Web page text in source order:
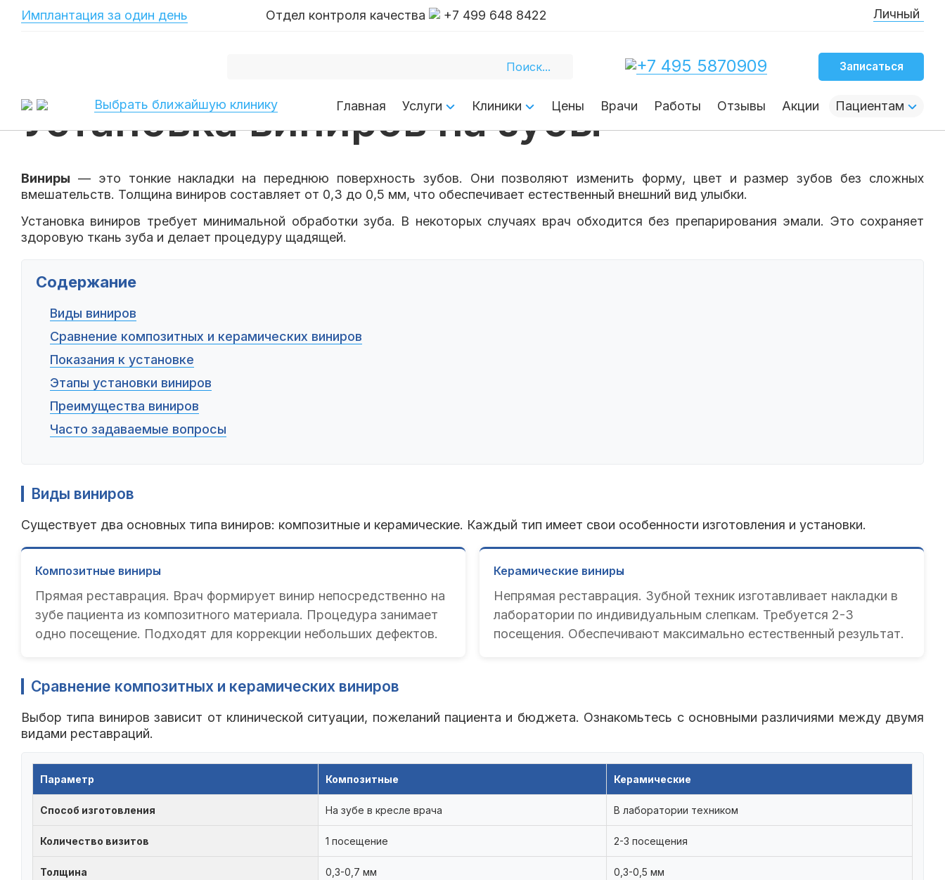
Имплантация за один день Отдел контроля качества +7 499 648 8422 Личный канал
+7 495 5870909 Записаться
Выбрать ближайшую клинику Главная Услуги Клиники Цены Врачи Работы Отзывы Акции Пациентам
Установка виниров на зубы
Виниры — это тонкие накладки на переднюю поверхность зубов. Они позволяют изменить форму, цвет и размер зубов без сложных
вмешательств. Толщина виниров составляет от 0,3 до 0,5 мм, что обеспечивает естественный внешний вид улыбки.
Установка виниров требует минимальной обработки зуба. В некоторых случаях врач обходится без препарирования эмали. Это сохраняет
здоровую ткань зуба и делает процедуру щадящей.
Содержание
Виды виниров
Сравнение композитных и керамических виниров
Показания к установке
Этапы установки виниров
Преимущества виниров
Часто задаваемые вопросы
Виды виниров
Существует два основных типа виниров: композитные и керамические. Каждый тип имеет свои особенности изготовления и установки.
Композитные виниры
Прямая реставрация. Врач формирует винир непосредственно на
зубе пациента из композитного материала. Процедура занимает
одно посещение. Подходят для коррекции небольших дефектов.
Керамические виниры
Непрямая реставрация. Зубной техник изготавливает накладки в
лаборатории по индивидуальным слепкам. Требуется 2-3
посещения. Обеспечивают максимально естественный результат.
Сравнение композитных и керамических виниров
Выбор типа виниров зависит от клинической ситуации, пожеланий пациента и бюджета. Ознакомьтесь с основными различиями между двумя
видами реставраций.
Параметр Композитные Керамические
Способ изготовления На зубе в кресле врача В лаборатории техником
Количество визитов 1 посещение 2-3 посещения
Толщина 0,3-0,7 мм 0,3-0,5 мм